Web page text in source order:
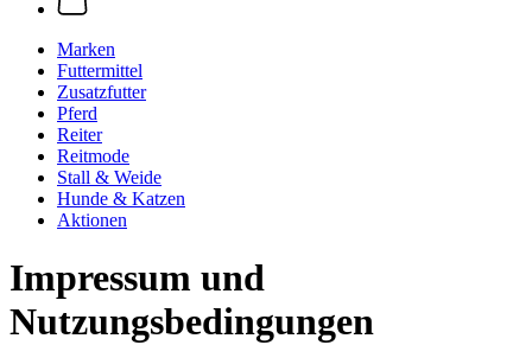
Marken
Futtermittel
Zusatzfutter
Pferd
Reiter
Reitmode
Stall & Weide
Hunde & Katzen
Aktionen
Impressum und
Nutzungsbedingungen